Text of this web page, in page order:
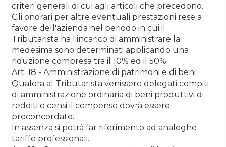
criteri generali di cui agli articoli che precedono.
Gli onorari per altre eventuali prestazioni rese a
favore dell'azienda nel periodo in cui il
Tributarista ha l'incarico di amministrare la
medesima sono determinati applicando una
riduzione compresa tra il 10% ed il 50%.
Art. 18 - Amministrazione di patrimoni e di beni
Qualora al Tributarista venissero delegati compiti
di amministrazione ordinaria di beni produttivi di
redditi o censi il compenso dovrà essere
preconcordato.
In assenza si potrà far riferimento ad analoghe
tariffe professionali.